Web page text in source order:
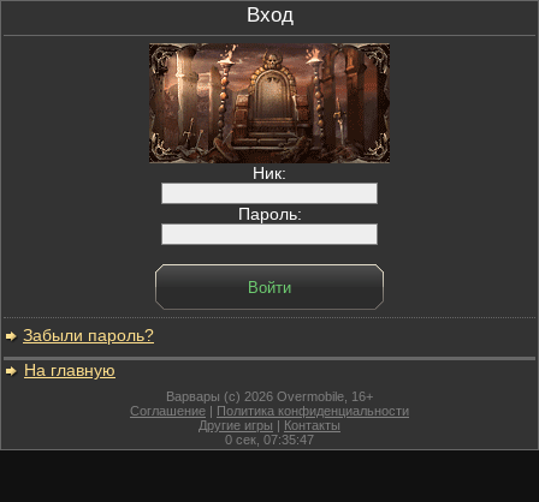
Вход
Ник:
Пароль:
Забыли пароль?
На главную
Варвары (c) 2026 Overmobile, 16+
Соглашение | Политика конфиденциальности
Другие игры | Контакты
0 сек, 07:35:47